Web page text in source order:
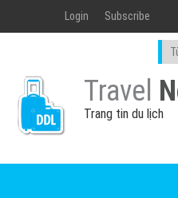
Login Subscribe
Travel
Trang tin du lịch